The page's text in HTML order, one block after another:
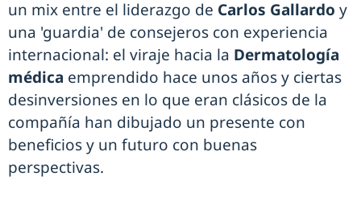
un mix entre el liderazgo de Carlos Gallardo y
una 'guardia' de consejeros con experiencia
internacional: el viraje hacia la Dermatología
médica emprendido hace unos años y ciertas
desinversiones en lo que eran clásicos de la
compañía han dibujado un presente con
beneficios y un futuro con buenas
perspectivas.